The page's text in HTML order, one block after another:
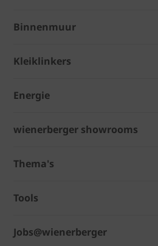
Binnenmuur
Kleiklinkers
Energie
wienerberger showrooms
Thema's
Tools
Jobs@wienerberger